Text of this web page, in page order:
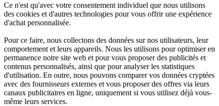
Ce n'est qu'avec votre consentement individuel que nous utilisons
des cookies et d'autres technologies pour vous offrir une expérience
d'achat personnalisée.
Pour ce faire, nous collectons des données sur nos utilisateurs, leur
comportement et leurs appareils. Nous les utilisons pour optimiser en
permanence notre site web et pour vous proposer des publicités et
contenus personnalisés, ainsi que pour analyser les statistiques
d'utilisation. En outre, nous pouvons comparer vos données cryptées
avec des fournisseurs externes et vous proposer des offres via leurs
canaux publicitaires en ligne, uniquement si vous utilisez déjà vous-
même leurs services.